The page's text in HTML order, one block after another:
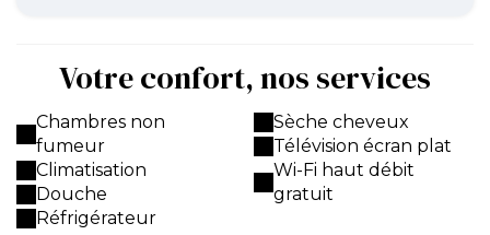
Votre confort, nos services
Chambres non
fumeur
Climatisation
Douche
Réfrigérateur
Sèche cheveux
Télévision écran plat
Wi-Fi haut débit
gratuit